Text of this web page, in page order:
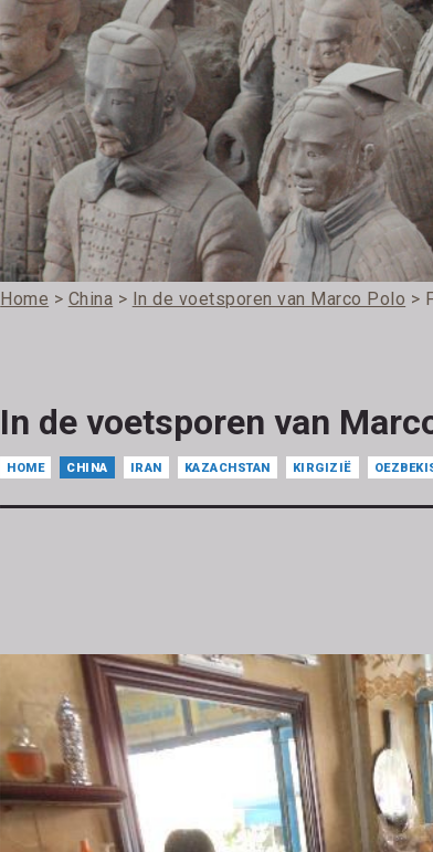
Home > China > In de voetsporen van Marco Polo >
In de voetsporen van
HOME CHINA IRAN KAZACHSTAN KIRGIZIË